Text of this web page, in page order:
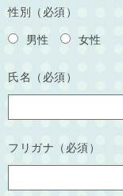
性別（必須）
男性 女性
氏名（必須）
フリガナ（必須）